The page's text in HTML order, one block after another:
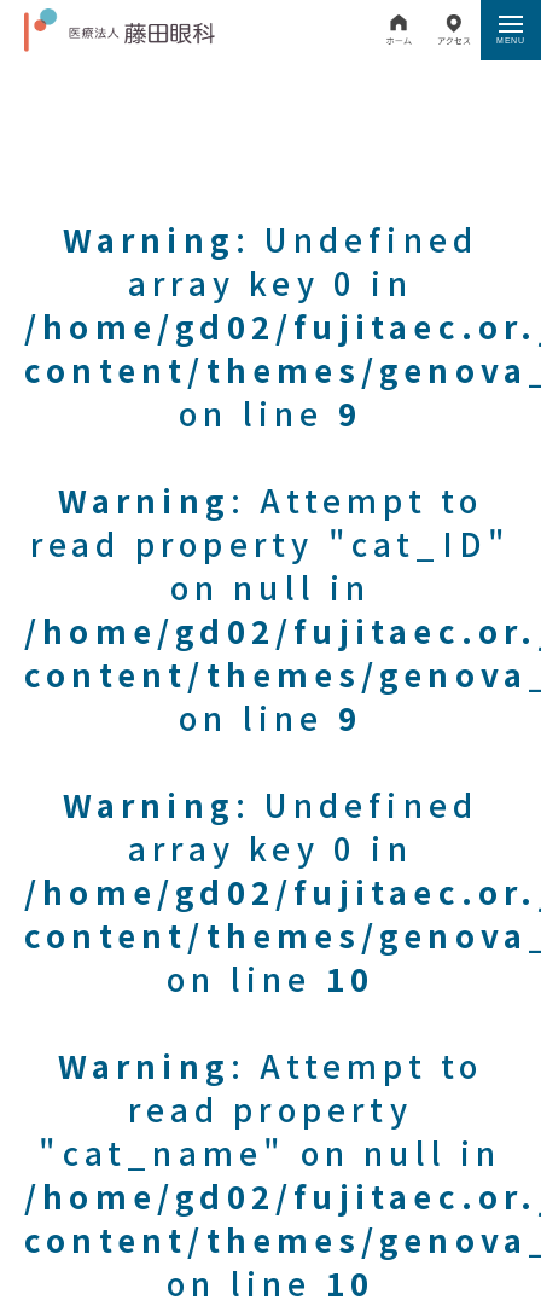
Warning : Undefined
array key 0 in
/home/gd02/
content/themes/
on line 9
Warning : Attempt to
read property "cat_ID"
on null in
/home/gd02/
content/themes/
on line 9
Warning : Undefined
array key 0 in
/home/gd02/
content/themes/
on line 10
Warning : Attempt to
read property
"cat_name" on null in
/home/gd02/
content/themes/
on line 10